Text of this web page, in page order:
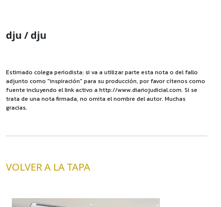
dju / dju
Estimado colega periodista: si va a utilizar parte esta nota o del fallo
adjunto como "inspiración" para su producción, por favor cítenos como
fuente incluyendo el link activo a http://www.diariojudicial.com. Si se
trata de una nota firmada, no omita el nombre del autor. Muchas
gracias.
VOLVER A LA TAPA